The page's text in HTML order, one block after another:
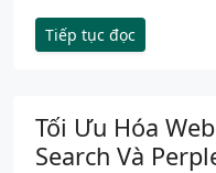
Tiếp tục đọc
Tối Ưu Hóa
Search Và